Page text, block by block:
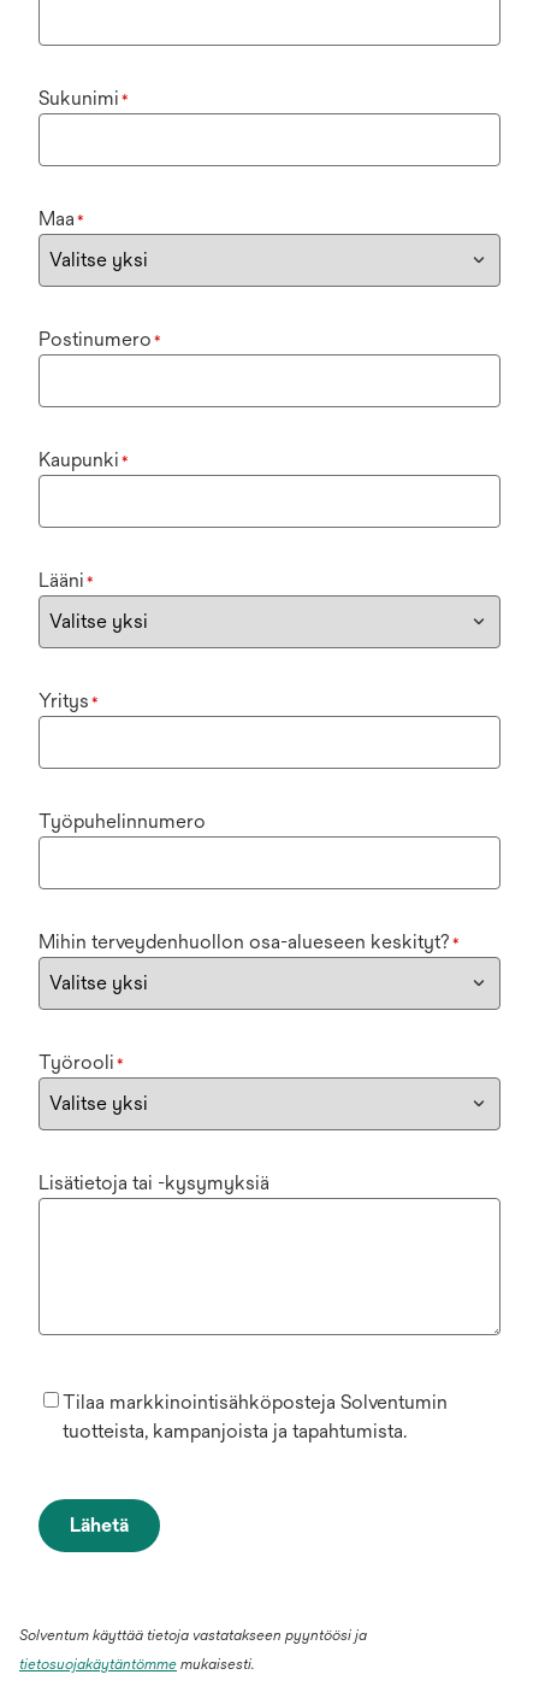
Sukunimi *
Maa *
Postinumero *
Kaupunki *
Lääni *
Yritys *
Työpuhelinnumero
Mihin terveydenhuollon osa-alueseen keskityt? *
Työrooli *
Lisätietoja tai -kysymyksiä
Tilaa markkinointisähköposteja Solventumin
tuotteista, kampanjoista ja tapahtumista.
Lähetä
Solventum käyttää tietoja vastatakseen pyyntöösi ja
tietosuojakäytäntömme mukaisesti.